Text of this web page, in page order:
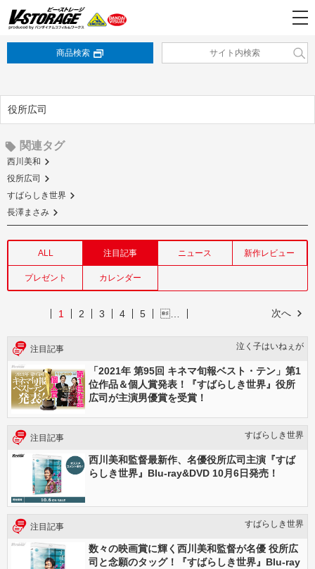
商品検索
役所広司
関連タグ
西川美和
役所広司
すばらしき世界
長澤まさみ
ALL 注目記事 ニュース 新作レビュー
プレゼント カレンダー
次へ
1 2 3 4 5 …
注目記事 泣く子はいねぇが
「​2021年 第95回 キネマ旬報ベスト・テン」第1
位作品＆個人賞発表！『すばらしき世界』役所
広司が主演男優賞を受賞！
注目記事 すばらしき世界
西川美和監督最新作、名優役所広司主演『すば
らしき世界』Blu-ray&DVD 10月6日発売！
注目記事 すばらしき世界
数々の映画賞に輝く西川美和監督が名優 役所広
司と念願のタッグ！『すばらしき世界』Blu-ray